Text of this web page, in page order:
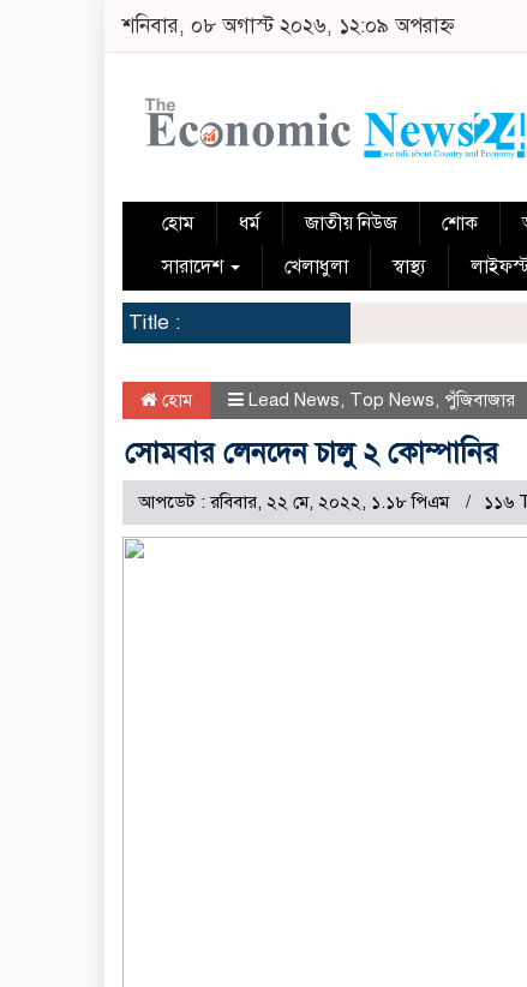
শনিবার, ০৮ অগাস্ট ২০২৬, ১২:০৯ অপরাহ্ন
হোম ধর্ম জাতীয় নিউজ শোক
সারাদেশ
খেলাধুলা স্বাস্থ্য
Title :
হোম Lead News, Top News, পুঁজিবাজার
সোমবার লেনদেন চালু ২ কোম্পানির
আপডেট : রবিবার, ২২ মে, ২০২২, ১.১৮ পিএম ১১৬